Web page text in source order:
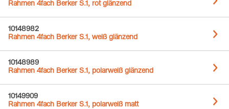
Rahmen 4fach Berker S.1, rot glänzend
10148982
Rahmen 4fach Berker S.1, weiß glänzend
10148989
Rahmen 4fach Berker S.1, polarweiß glänzend
10149909
Rahmen 4fach Berker S.1, polarweiß matt